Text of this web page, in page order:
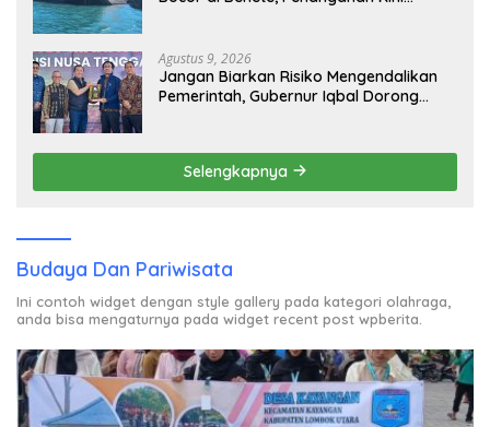
Agustus 9, 2026
Jangan Biarkan Risiko Mengendalikan
Pemerintah, Gubernur Iqbal Dorong
Selengkapnya
Budaya Dan Pariwisata
Ini contoh widget dengan style gallery pada kategori olahraga,
anda bisa mengaturnya pada widget recent post wpberita.